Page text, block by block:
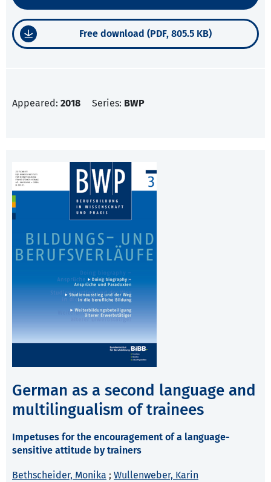
Free download (PDF, 805.5 KB)
Appeared: 2018 Series: BWP
German as a second language and
multilingualism of trainees
Impetuses for the encouragement of a language-
sensitive attitude by trainers
Bethscheider, Monika ; Wullenweber, Karin